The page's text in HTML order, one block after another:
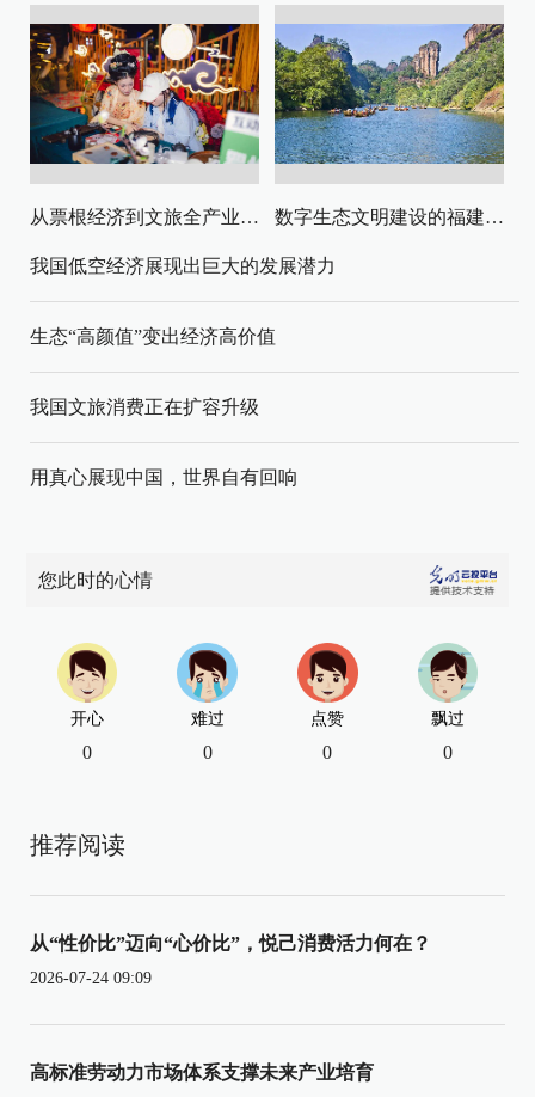
从票根经济到文旅全产业链升级 数字生态文明建设的福建路径与启示
我国低空经济展现出巨大的发展潜力
生态“高颜值”变出经济高价值
我国文旅消费正在扩容升级
用真心展现中国，世界自有回响
您此时的心情
开心
0
难过
0
点赞
0
飘过
0
推荐阅读
从“性价比”迈向“心价比”，悦己消费活力何在？
2026-07-24 09:09
高标准劳动力市场体系支撑未来产业培育